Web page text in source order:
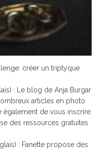
créer un triptyque
: Le blog de Anja Burgar
articles en photo
également de vous inscrire
des ressources gratuites
: Fanette propose des